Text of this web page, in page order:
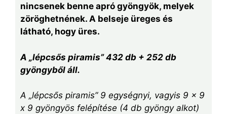
nincsenek benne apró gyöngyök, melyek
zöröghetnének. A belseje üreges és
látható, hogy üres.
A „lépcsős piramis” 432 db + 252 db
gyöngyből áll.
A „lépcsős piramis” 9 egységnyi, vagyis 9 x 9
x 9 gyöngyös felépítése (4 db gyöngy alkot)